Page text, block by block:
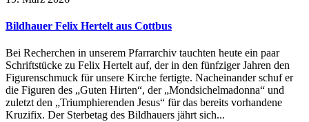
Bildhauer Felix Hertelt aus Cottbus
Bei Recherchen in unserem Pfarrarchiv tauchten heute ein paar
Schriftstücke zu Felix Hertelt auf, der in den fünfziger Jahren den
Figurenschmuck für unsere Kirche fertigte. Nacheinander schuf er
die Figuren des „Guten Hirten“, der „Mondsichelmadonna“ und
zuletzt den „Triumphierenden Jesus“ für das bereits vorhandene
Kruzifix. Der Sterbetag des Bildhauers jährt sich...